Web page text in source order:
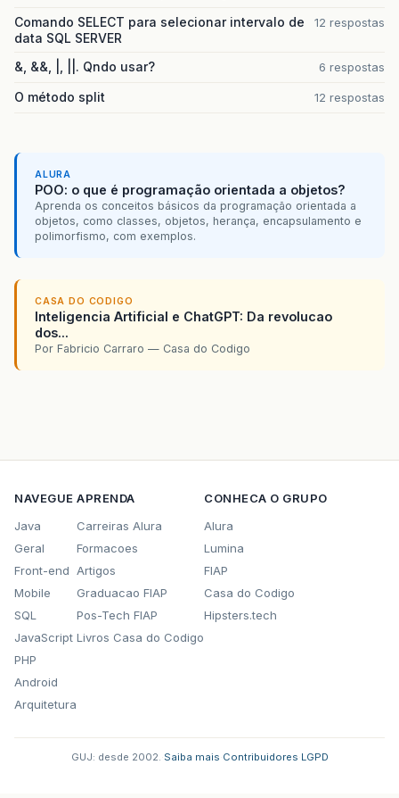
Comando SELECT para selecionar intervalo de
data SQL SERVER
12 respostas
&, &&, |, ||. Qndo usar? 6 respostas
O método split 12 respostas
ALURA
POO: o que é programação orientada a objetos?
Aprenda os conceitos básicos da programação orientada a
objetos, como classes, objetos, herança, encapsulamento e
polimorfismo, com exemplos.
CASA DO CODIGO
Inteligencia Artificial e ChatGPT: Da revolucao
dos...
Por Fabricio Carraro — Casa do Codigo
NAVEGUE
Java
Geral
Front-end
Mobile
SQL
JavaScript
PHP
Android
Arquitetura
APRENDA
Carreiras Alura
Formacoes
Artigos
Graduacao FIAP
Pos-Tech FIAP
Livros Casa do Codigo
CONHECA O GRUPO
Alura
Lumina
FIAP
Casa do Codigo
Hipsters.tech
GUJ: desde 2002. Saiba mais Contribuidores LGPD